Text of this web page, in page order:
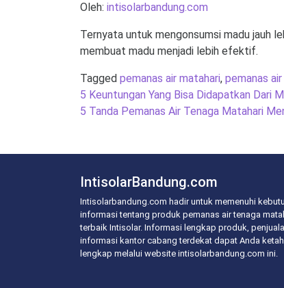
Oleh: intisolarbandung.com
Ternyata untuk mengonsumsi madu jauh
membuat madu menjadi lebih efektif.
Tagged pemanas air matahari, pemanas
Post
navigation
5 Keuntungan Yang Bisa Didapatkan Dari
5 Tanda Pemanas Air Tenaga Matahari
IntisolarBandung.com
Intisolarbandung.com hadir untuk memenuhi
informasi tentang produk pemanas air tenaga
terbaik Intisolar. Informasi lengkap produk,
informasi kantor cabang terdekat dapat Anda
lengkap melalui website intisolarbandung.com ini.